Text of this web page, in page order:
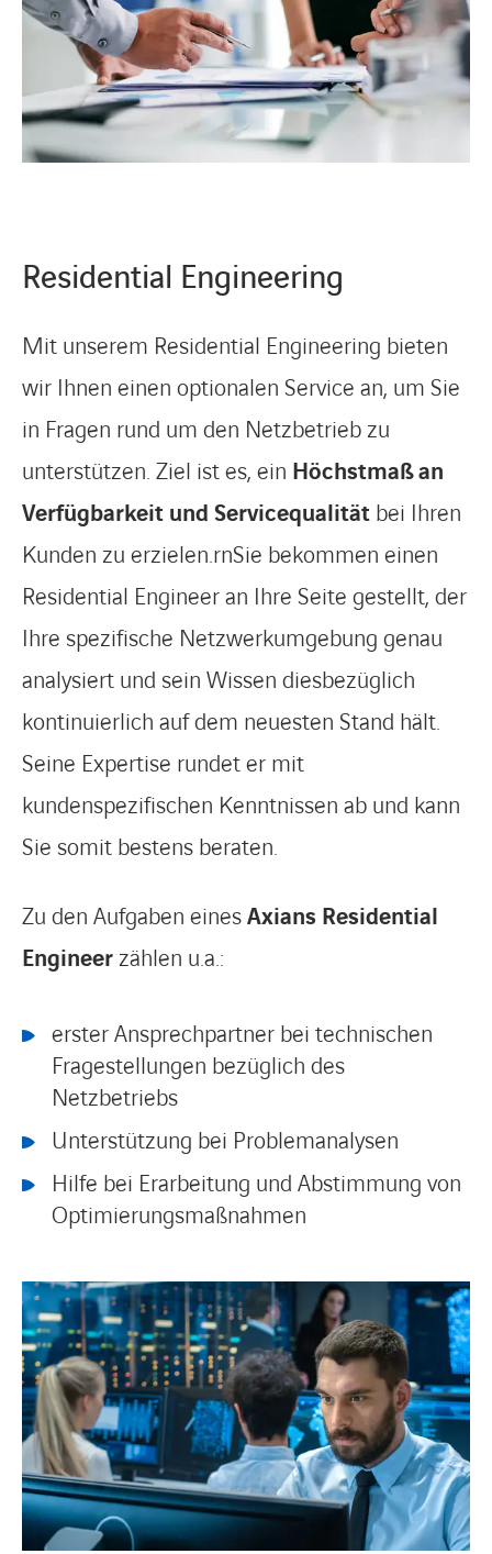
Residential Engineering
Mit unserem Residential Engineering bieten
wir Ihnen einen optionalen Service an, um Sie
in Fragen rund um den Netzbetrieb zu
unterstützen. Ziel ist es, ein Höchstmaß an
Verfügbarkeit und Servicequalität bei Ihren
Kunden zu erzielen.rnSie bekommen einen
Residential Engineer an Ihre Seite gestellt, der
Ihre spezifische Netzwerkumgebung genau
analysiert und sein Wissen diesbezüglich
kontinuierlich auf dem neuesten Stand hält.
Seine Expertise rundet er mit
kundenspezifischen Kenntnissen ab und kann
Sie somit bestens beraten.
Zu den Aufgaben einesAxians Residential
Engineer zählen u.a.:
erster Ansprechpartner bei technischen
Fragestellungen bezüglich des
Netzbetriebs
Unterstützung bei Problemanalysen
Hilfe bei Erarbeitung und Abstimmung von
Optimierungsmaßnahmen